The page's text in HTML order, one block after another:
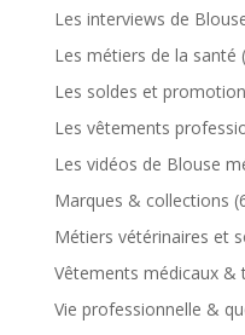
Les interviews de
Les métiers de la santé
Les soldes et
Les vêtements
Les vidéos de Blouse
Marques & collections
Métiers vétérinaires et
Vêtements médicaux &
Vie professionnelle &